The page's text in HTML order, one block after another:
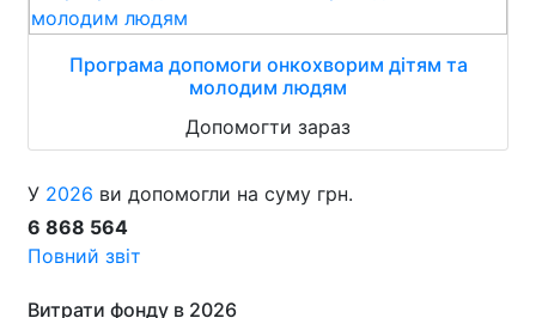
Програма допомоги онкохворим дітям та
молодим людям
Допомогти зараз
У 2026 ви допомогли на суму грн.
6 868 564
Повний звіт
Витрати фонду в 2026